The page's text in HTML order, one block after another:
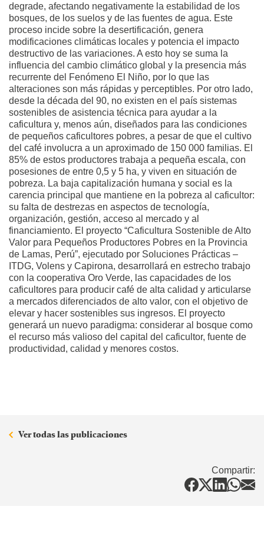
degrade, afectando negativamente la estabilidad de los
bosques, de los suelos y de las fuentes de agua. Este
proceso incide sobre la desertificación, genera
modificaciones climáticas locales y potencia el impacto
destructivo de las variaciones. A esto hoy se suma la
influencia del cambio climático global y la presencia más
recurrente del Fenómeno El Niño, por lo que las
alteraciones son más rápidas y perceptibles. Por otro lado,
desde la década del 90, no existen en el país sistemas
sostenibles de asistencia técnica para ayudar a la
caficultura y, menos aún, diseñados para las condiciones
de pequeños caficultores pobres, a pesar de que el cultivo
del café involucra a un aproximado de 150 000 familias. El
85% de estos productores trabaja a pequeña escala, con
posesiones de entre 0,5 y 5 ha, y viven en situación de
pobreza. La baja capitalización humana y social es la
carencia principal que mantiene en la pobreza al caficultor:
su falta de destrezas en aspectos de tecnología,
organización, gestión, acceso al mercado y al
financiamiento. El proyecto “Caficultura Sostenible de Alto
Valor para Pequeños Productores Pobres en la Provincia
de Lamas, Perú”, ejecutado por Soluciones Prácticas –
ITDG, Volens y Capirona, desarrollará en estrecho trabajo
con la cooperativa Oro Verde, las capacidades de los
caficultores para producir café de alta calidad y articularse
a mercados diferenciados de alto valor, con el objetivo de
elevar y hacer sostenibles sus ingresos. El proyecto
generará un nuevo paradigma: considerar al bosque como
el recurso más valioso del capital del caficultor, fuente de
productividad, calidad y menores costos.
Ver todas las publicaciones
Compartir: